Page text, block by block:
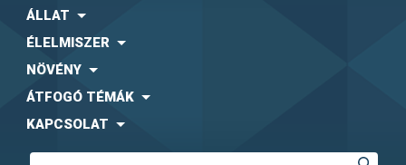
ÁLLAT
ÉLELMISZER
NÖVÉNY
ÁTFOGÓ TÉMÁK
KAPCSOLAT